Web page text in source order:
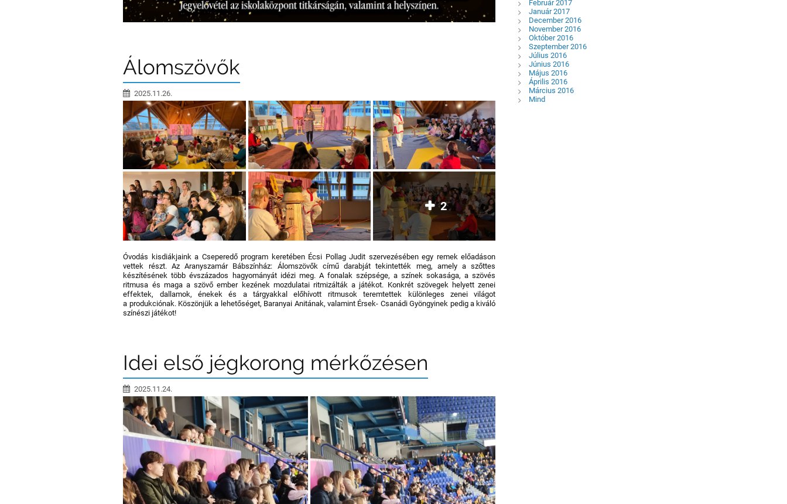
Álomszövők
2025.11.26.
2
Óvodás kisdiákjaink a Cseperedő program keretében Écsi Pollag Judit szervezésében egy remek előadáson
vettek részt. Az Aranyszamár Bábszínház: Álomszövők című darabját tekintették meg, amely a szőttes
készítésének több évszázados hagyományát idézi meg. A fonalak szépsége, a színek sokasága, a szövés
ritmusa és maga a szövő ember kezének mozdulatai ritmizálták a játékot. Konkrét szövegek helyett zenei
effektek, dallamok, énekek és a tárgyakkal előhívott ritmusok teremtettek különleges zenei világot
a produkciónak. Köszönjük a lehetőséget, Baranyai Anitának, valamint Érsek- Csanádi Gyöngyinek pedig a kiváló
színészi játékot!
Idei első jégkorong mérkőzésen
2025.11.24.
Február 2017
Január 2017
December 2016
November 2016
Október 2016
Szeptember 2016
Július 2016
Június 2016
Május 2016
Április 2016
Március 2016
Mind